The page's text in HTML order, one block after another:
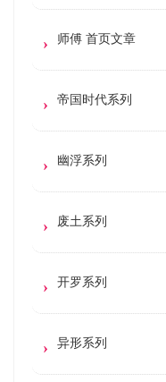
师傅 首页文章
帝国时代系列
幽浮系列
废土系列
开罗系列
异形系列